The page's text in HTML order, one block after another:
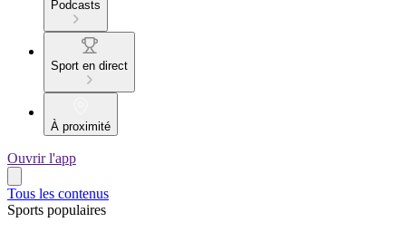
Podcasts
Sport en direct
À proximité
Ouvrir l'app
Tous les contenus
Sports populaires